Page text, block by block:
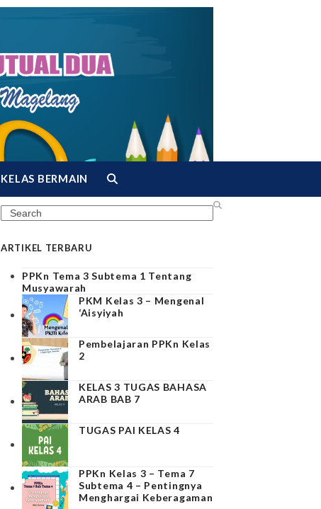
KELAS BERMAIN
Search
ARTIKEL TERBARU
PPKn Tema 3 Subtema 1 Tentang
Musyawarah
PKM Kelas 3 – Mengenal
‘Aisyiyah
Pembelajaran PPKn Kelas
2
KELAS 3 TUGAS BAHASA
ARAB BAB 7
TUGAS PAI KELAS 4
PPKn Kelas 3 – Tema 7
Subtema 4 – Pentingnya
Menghargai Keberagaman